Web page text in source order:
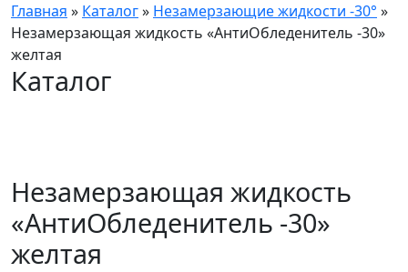
Главная » Каталог» Незамерзающие жидкости -30° »
Незамерзающая жидкость «АнтиОбледенитель -30»
желтая
Каталог
Незамерзающая жидкость
«АнтиОбледенитель -30»
желтая